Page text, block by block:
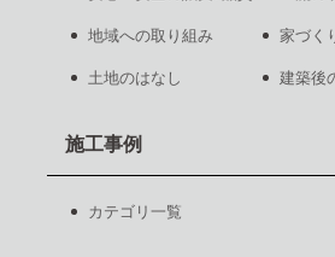
地域への取り組み 家づく
土地のはなし 建築後
施工事例
カテゴリ一覧